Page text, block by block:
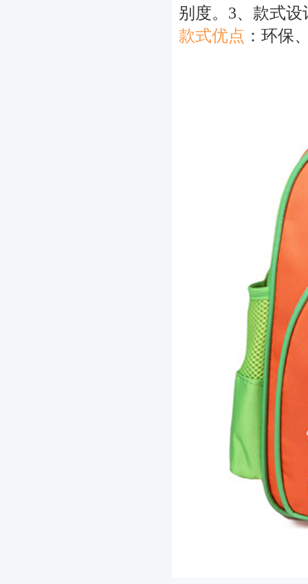
别度。3、款式设
款式优点 ： 环保